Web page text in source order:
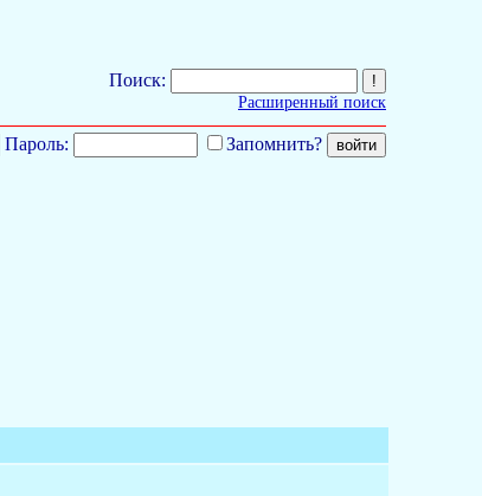
Поиск:
Расширенный поиск
Пароль: Запомнить?